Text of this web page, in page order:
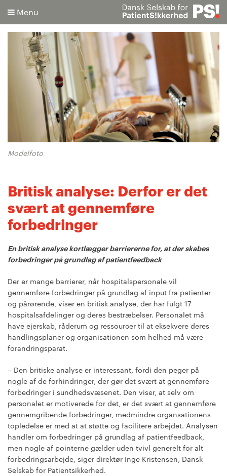
Menu
Søg
Avanceret søgning
Modelfoto
Britisk analyse: Derfor er det
svært at gennemføre
forbedringer
En britisk analyse kortlægger barriererne for, at der skabes
forbedringer på grundlag af patientfeedback
Der er mange barrierer, når hospitalspersonale vil
gennemføre forbedringer på grundlag af input fra patienter
og pårørende, viser en britisk analyse, der har fulgt 17
hospitalsafdelinger og deres bestræbelser. Personalet må
have ejerskab, råderum og ressourcer til at eksekvere deres
handlingsplaner og organisationen som helhed må være
forandringsparat.
– Den britiske analyse er interessant, fordi den peger på
nogle af de forhindringer, der gør det svært at gennemføre
forbedringer i sundhedsvæsenet. Den viser, at selv om
personalet er motiverede for det, er det svært at gennemføre
gennemgribende forbedringer, medmindre organsationens
topledelse er med at at støtte og facilitere arbejdet. Analysen
handler om forbedringer på grundlag af patientfeedback,
men nogle af pointerne gælder uden tvivl generelt for alt
forbedringsarbejde, siger direktør Inge Kristensen, Dansk
Selskab for Patientsikkerhed.